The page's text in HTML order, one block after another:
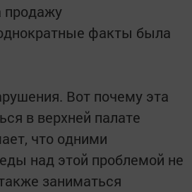
продажу
факты была
Вот почему эта
в верхней палате
что одними
над этой проблемой не
заниматься